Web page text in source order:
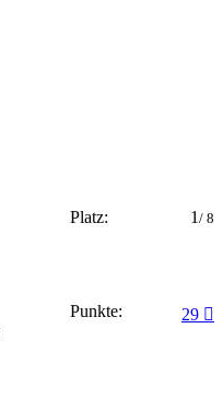
Platz: 1 / 8
Punkte: 29